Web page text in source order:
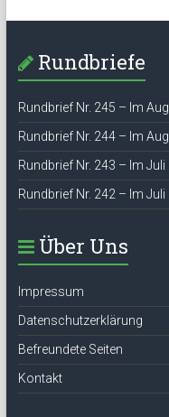
Rundbriefe
Rundbrief Nr. 245 – Im
Rundbrief Nr. 244 – Im
Rundbrief Nr. 243 – Im Juli
Rundbrief Nr. 242 – Im Juli
Über Uns
Impressum
Datenschutzerklärung
Befreundete Seiten
Kontakt